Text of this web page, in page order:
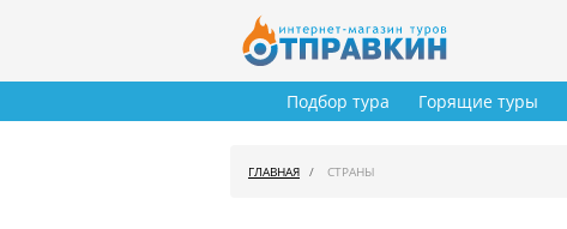
Подбор тура Горящие туры
ГЛАВНАЯ СТРАНЫ